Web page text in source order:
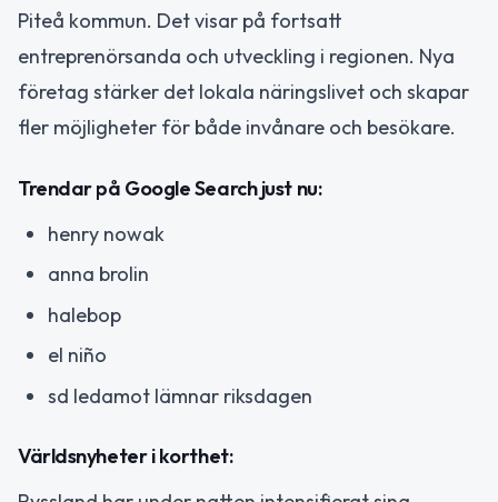
Piteå kommun. Det visar på fortsatt
entreprenörsanda och utveckling i regionen. Nya
företag stärker det lokala näringslivet och skapar
fler möjligheter för både invånare och besökare.
Trendar på Google Search just nu:
henry nowak
anna brolin
halebop
el niño
sd ledamot lämnar riksdagen
Världsnyheter i korthet: